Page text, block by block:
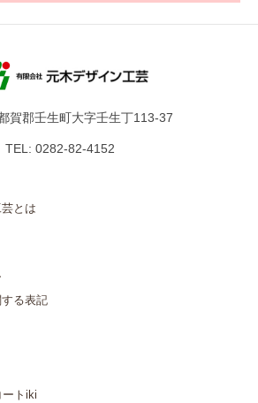
賀郡壬生町大字壬生丁113-37
TEL: 0282-82-4152
とは
る表記
ートiki